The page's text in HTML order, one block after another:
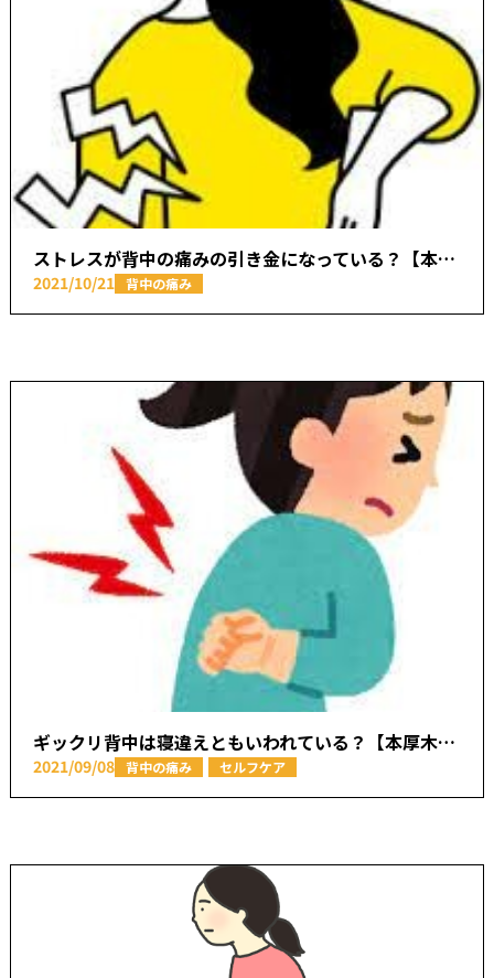
ストレスが背中の痛みの引き金になっている？【本厚木駅で痛みの原因を取り除く あかつき整骨院】
2021/10/21 背中の痛み
ギックリ背中は寝違えともいわれている？【本厚木駅で痛みの原因を取り除く あかつき整骨院
2021/09/08 背中の痛み セルフケア